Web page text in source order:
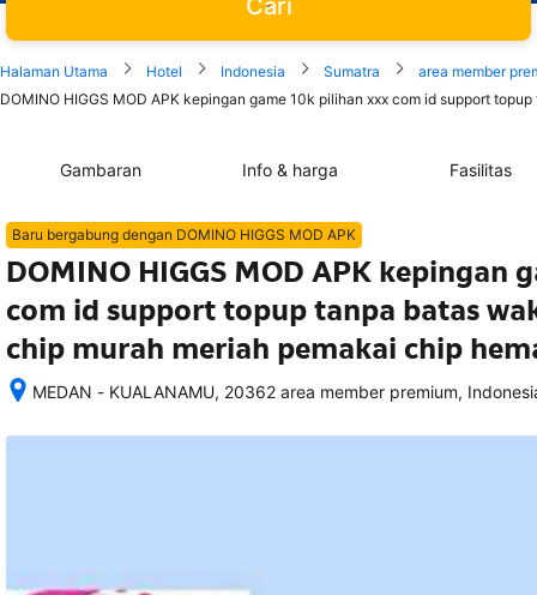
Cari
Halaman Utama Hotel Indonesia Sumatra
area member
DOMINO HIGGS MOD APK kepingan game 10k pilihan xxx com id support
Gambaran Info & harga Fasilitas
Baru bergabung dengan DOMINO HIGGS MOD APK
DOMINO HIGGS MOD APK kepingan
com id support topup tanpa batas
chip murah meriah pemakai chip
MEDAN - KUALANAMU, 20362 area member premium,
memesan,
telepon